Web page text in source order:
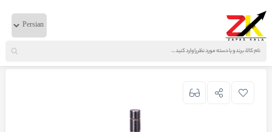
خانه لوازم موتوری BMC